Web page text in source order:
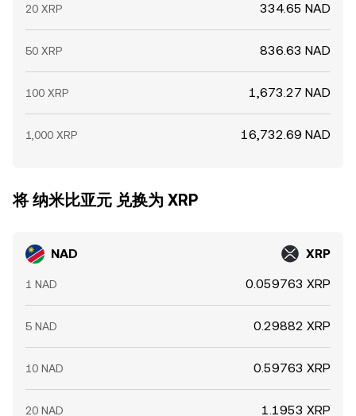
20 XRP 334.65 NAD
50 XRP 836.63 NAD
100 XRP 1,673.27 NAD
1,000 XRP 16,732.69 NAD
将 纳米比亚元 兑换为 XRP
NAD XRP
1 NAD 0.059763 XRP
5 NAD 0.29882 XRP
10 NAD 0.59763 XRP
20 NAD 1.1953 XRP